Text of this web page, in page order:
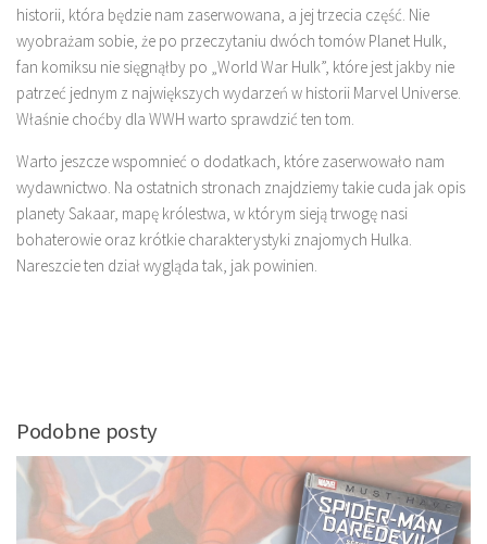
historii, która będzie nam zaserwowana, a jej trzecia część. Nie
wyobrażam sobie, że po przeczytaniu dwóch tomów Planet Hulk,
fan komiksu nie sięgnąłby po „World War Hulk”, które jest jakby nie
patrzeć jednym z największych wydarzeń w historii Marvel Universe.
Właśnie choćby dla WWH warto sprawdzić ten tom.
Warto jeszcze wspomnieć o dodatkach, które zaserwowało nam
wydawnictwo. Na ostatnich stronach znajdziemy takie cuda jak opis
planety Sakaar, mapę królestwa, w którym sieją trwogę nasi
bohaterowie oraz krótkie charakterystyki znajomych Hulka.
Nareszcie ten dział wygląda tak, jak powinien.
Podobne posty